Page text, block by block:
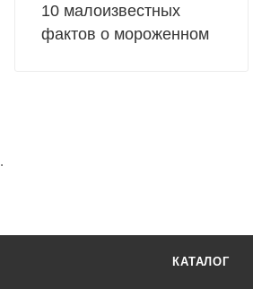
10 малоизвестных
фактов о мороженном
.
КАТАЛОГ